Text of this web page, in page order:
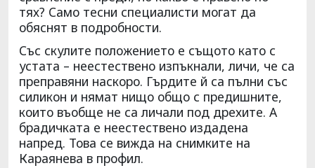
тях? Само тесни специалисти могат да
обяснят в подробности.
Със скулите положението е същото като с
устата – неестествено изпъкнали, личи, че са
преправяни наскоро. Гърдите й са пълни със
силикон и нямат нищо общо с предишните,
които въобще не са личали под дрехите. А
брадичката е неестествено издадена
напред. Това се вижда на снимките на
Караянева в профил.